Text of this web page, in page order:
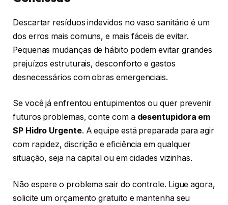
Descartar resíduos indevidos no vaso sanitário é um
dos erros mais comuns, e mais fáceis de evitar.
Pequenas mudanças de hábito podem evitar grandes
prejuízos estruturais, desconforto e gastos
desnecessários com obras emergenciais.
Se você já enfrentou entupimentos ou quer prevenir
futuros problemas, conte com a desentupidora em
SP Hidro Urgente. A equipe está preparada para agir
com rapidez, discrição e eficiência em qualquer
situação, seja na capital ou em cidades vizinhas.
Não espere o problema sair do controle. Ligue agora,
solicite um orçamento gratuito e mantenha seu